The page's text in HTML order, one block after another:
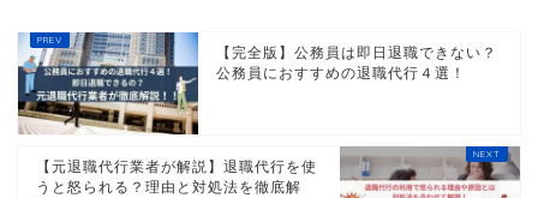
【完全版】公務員は即日退職できない？
公務員におすすめの退職代行４選！
【元退職代行業者が解説】退職代行を使
うと怒られる？理由と対処法を徹底解